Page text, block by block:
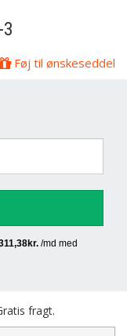
Føj til ønskeseddel
fragt.